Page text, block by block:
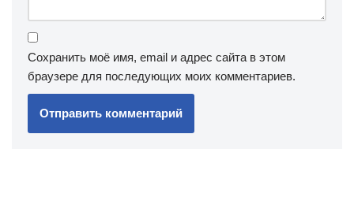
Сохранить моё имя, email и адрес сайта в этом
браузере для последующих моих комментариев.